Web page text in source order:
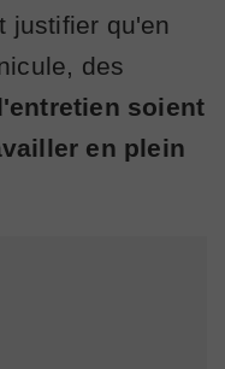
justifier qu'en
des
soient
en plein